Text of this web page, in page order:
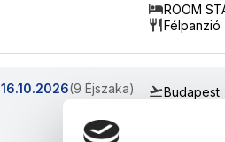
ROOM
Félpanzió
16.10.2026(9 Éjszaka) Budapest